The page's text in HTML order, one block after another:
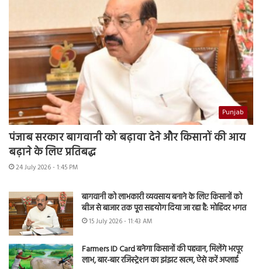
Punjab
पंजाब सरकार बागवानी को बढ़ावा देने और किसानों की आय
बढ़ाने के लिए प्रतिबद्ध
24 July 2026 - 1:45 PM
बागवानी को लाभकारी व्यवसाय बनाने के लिए किसानों को
बीज से बाजार तक पूरा सहयोग दिया जा रहा है: मोहिंदर भगत
15 July 2026 - 11:43 AM
Farmers ID Card बनेगा किसानों की पहचान, मिलेंगे भरपूर
लाभ, बार-बार रजिस्ट्रेशन का झंझट खत्म, ऐसे करें अप्लाई